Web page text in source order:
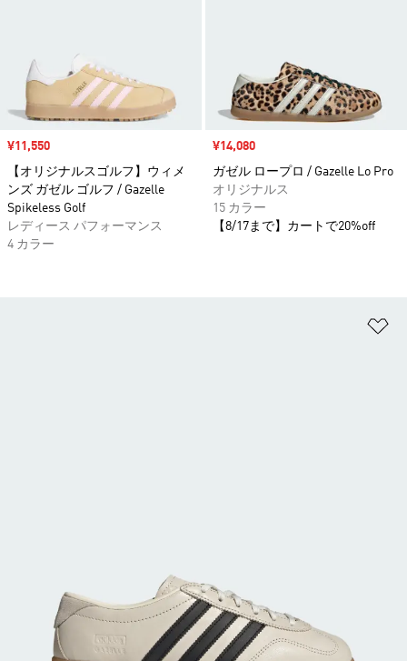
セール価格
¥11,550
【オリジナルスゴルフ】ウィメ
ンズ ガゼル ゴルフ / Gazelle
Spikeless Golf
レディース パフォーマンス
4 カラー
セール価格
¥14,080
ガゼル ロープロ / Gazelle Lo Pro
オリジナルス
15 カラー
【8/17まで】カートで20%off